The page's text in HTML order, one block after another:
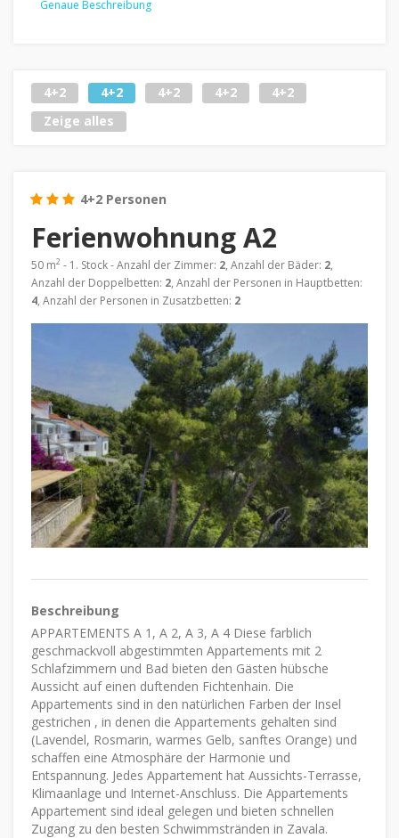
Genaue Beschreibung
4+2 4+2 4+2 4+2
4+2
Zeige alles
4+2 Personen
Ferienwohnung A2
50 m2 - 1. Stock - Anzahl der Zimmer: 2, Anzahl der Bäder: 2,
Anzahl der Doppelbetten: 2, Anzahl der Personen in Hauptbetten:
4, Anzahl der Personen in Zusatzbetten: 2
Beschreibung
APPARTEMENTS A 1, A 2, A 3, A 4 Diese farblich
geschmackvoll abgestimmten Appartements mit 2
Schlafzimmern und Bad bieten den Gästen hübsche
Aussicht auf einen duftenden Fichtenhain. Die
Appartements sind in den natürlichen Farben der Insel
gestrichen , in denen die Appartements gehalten sind
(Lavendel, Rosmarin, warmes Gelb, sanftes Orange) und
schaffen eine Atmosphäre der Harmonie und
Entspannung. Jedes Appartement hat Aussichts-Terrasse,
Klimaanlage und Internet-Anschluss. Die Appartements
Appartement sind ideal gelegen und bieten schnellen
Zugang zu den besten Schwimmstränden in Zavala.